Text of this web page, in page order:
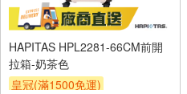
HAPITAS HPL2281-66CM前開
拉箱-奶茶色
皇冠(滿1500免運)